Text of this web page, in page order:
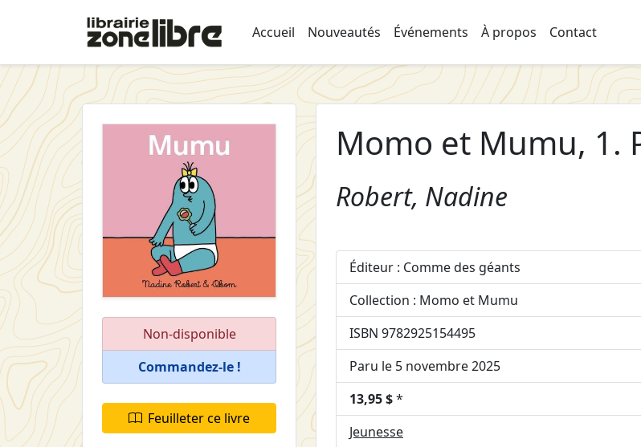
Accueil Nouveautés Événements À propos Contact
Non-disponible
Commandez-le !
Feuilleter ce livre
Momo et Mumu, 1.
Robert, Nadine
Éditeur : Comme des géants
Collection : Momo et Mumu
ISBN 9782925154495
Paru le 5 novembre 2025
13,95 $*
Jeunesse